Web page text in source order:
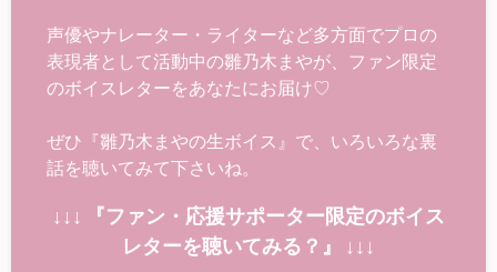
声優やナレーター・ライターなど多方面でプロの
表現者として活動中の雛乃木まやが、ファン限定
のボイスレターをあなたにお届け♡
ぜひ『雛乃木まやの生ボイス』で、いろいろな裏
話を聴いてみて下さいね。
↓↓↓ 『ファン・応援サポーター限定のボイス
レターを聴いてみる？』 ↓↓↓